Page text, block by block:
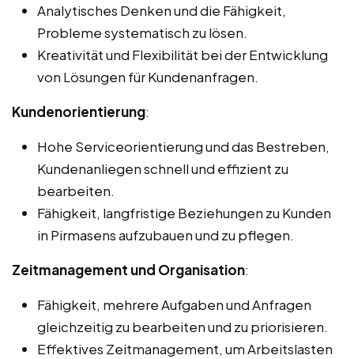
Analytisches Denken und die Fähigkeit,
Probleme systematisch zu lösen.
Kreativität und Flexibilität bei der Entwicklung
von Lösungen für Kundenanfragen.
Kundenorientierung:
Hohe Serviceorientierung und das Bestreben,
Kundenanliegen schnell und effizient zu
bearbeiten.
Fähigkeit, langfristige Beziehungen zu Kunden
in Pirmasens aufzubauen und zu pflegen.
Zeitmanagement und Organisation:
Fähigkeit, mehrere Aufgaben und Anfragen
gleichzeitig zu bearbeiten und zu priorisieren.
Effektives Zeitmanagement, um Arbeitslasten